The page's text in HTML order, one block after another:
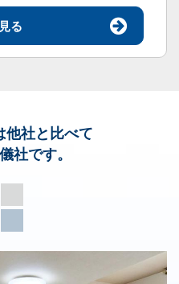
る
他社と比べて
社です。